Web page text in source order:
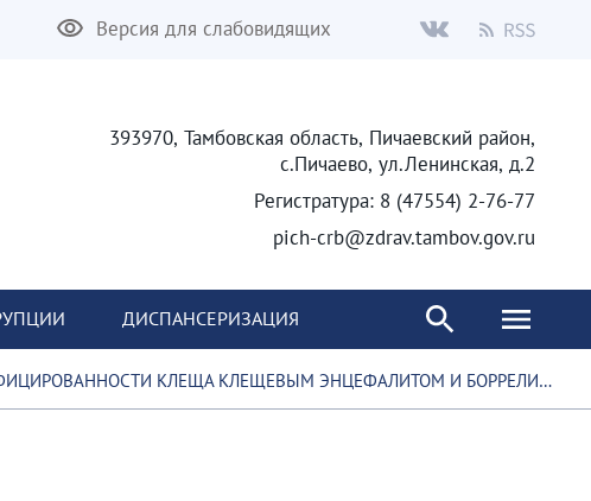
Версия для слабовидящих
393970, Тамбовская область, Пичаевский район,
с.Пичаево, ул.Ленинская, д.2
Регистратура: 8 (47554) 2-76-77
pich-crb@zdrav.tambov.gov.ru
ДИСПАНСЕРИЗАЦИЯ
КЛЕЩА КЛЕЩЕВЫМ ЭНЦЕФАЛИТОМ И БОРРЕЛИОЗОМ